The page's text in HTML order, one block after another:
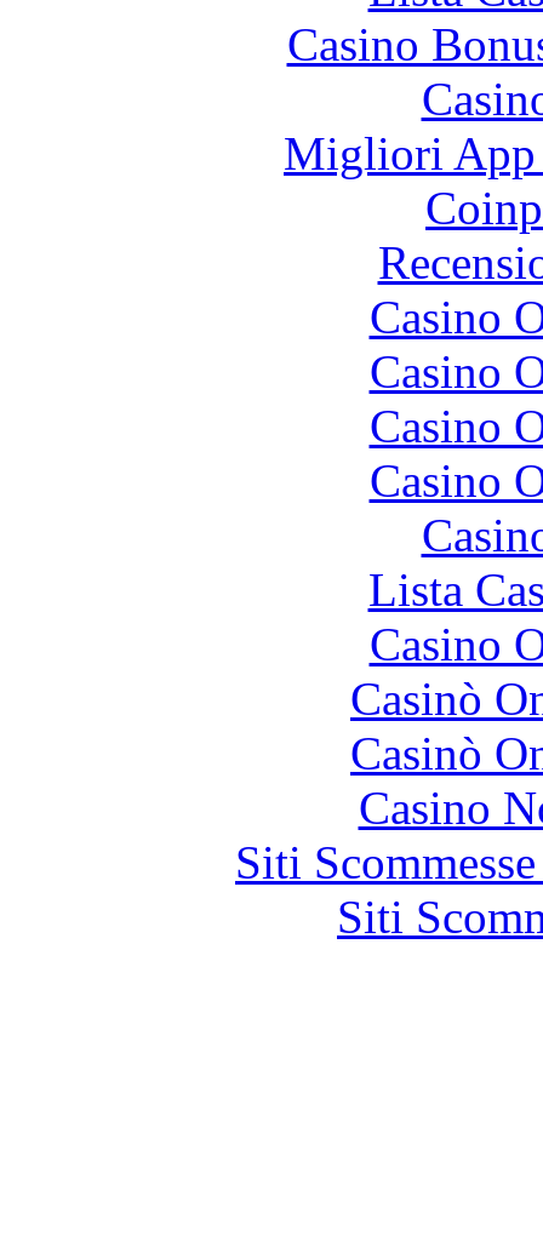
Casino
Migliori App
Casino
Casino
Casino
Casino
Lista
Casino
Casinò
Casinò
Casino
Siti
Siti